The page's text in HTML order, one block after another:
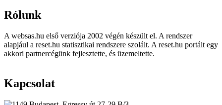
Rólunk
A websas.hu első verziója 2002 végén készült el. A rendszer
alapjául a reset.hu statisztikai rendszere szolált. A reset.hu portált egy
akkori partnercégünk fejlesztette, és üzemeltette.
Kapcsolat